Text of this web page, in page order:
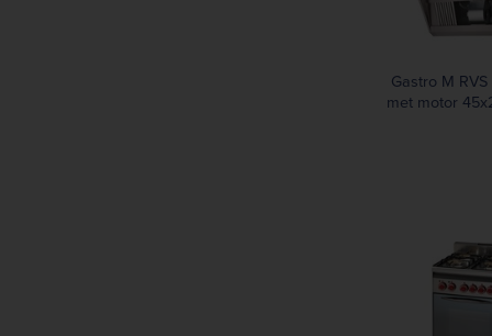
Gastro M
met motor